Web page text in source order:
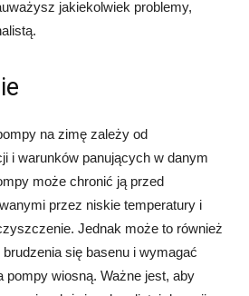
jakiekolwiek problemy,
na zimę zależy od
i warunków panujących w danym
może chronić ją przed
przez niskie temperatury i
Jednak może to również
się basenu i wymagać
pompy wiosną. Ważne jest, aby